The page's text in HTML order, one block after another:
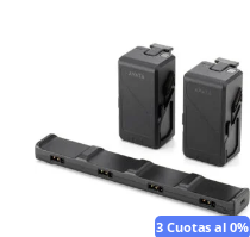
3 Cuotas al 0%